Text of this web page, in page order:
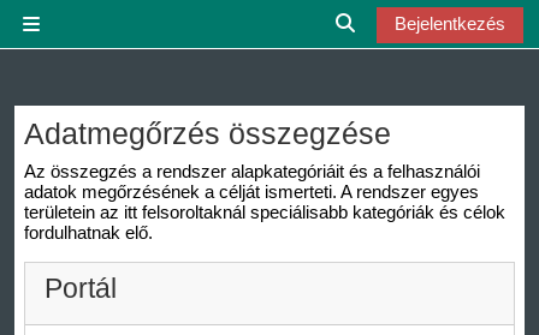
Keresési bemeneti
Bejelentkezés
Adatmegőrzés összegzése
Az összegzés a rendszer alapkategóriáit és a felhasználói
adatok megőrzésének a célját ismerteti. A rendszer egyes
területein az itt felsoroltaknál speciálisabb kategóriák és célok
fordulhatnak elő.
Portál